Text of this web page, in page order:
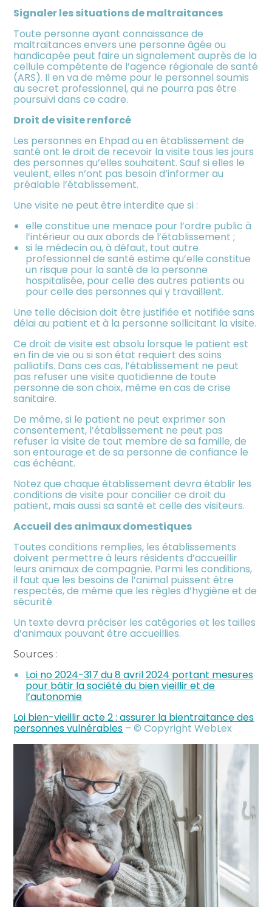
Signaler les situations de maltraitances
Toute personne ayant connaissance de
maltraitances envers une personne âgée ou
handicapée peut faire un signalement auprès de la
cellule compétente de l’agence régionale de santé
(ARS). Il en va de même pour le personnel soumis
au secret professionnel, qui ne pourra pas être
poursuivi dans ce cadre.
Droit de visite renforcé
Les personnes en Ehpad ou en établissement de
santé ont le droit de recevoir la visite tous les jours
des personnes qu’elles souhaitent. Sauf si elles le
veulent, elles n’ont pas besoin d’informer au
préalable l’établissement.
Une visite ne peut être interdite que si :
elle constitue une menace pour l’ordre public à
l’intérieur ou aux abords de l’établissement ;
si le médecin ou, à défaut, tout autre
professionnel de santé estime qu’elle constitue
un risque pour la santé de la personne
hospitalisée, pour celle des autres patients ou
pour celle des personnes qui y travaillent.
Une telle décision doit être justifiée et notifiée sans
délai au patient et à la personne sollicitant la visite.
Ce droit de visite est absolu lorsque le patient est
en fin de vie ou si son état requiert des soins
palliatifs. Dans ces cas, l’établissement ne peut
pas refuser une visite quotidienne de toute
personne de son choix, même en cas de crise
sanitaire.
De même, si le patient ne peut exprimer son
consentement, l’établissement ne peut pas
refuser la visite de tout membre de sa famille, de
son entourage et de sa personne de confiance le
cas échéant.
Notez que chaque établissement devra établir les
conditions de visite pour concilier ce droit du
patient, mais aussi sa santé et celle des visiteurs.
Accueil des animaux domestiques
Toutes conditions remplies, les établissements
doivent permettre à leurs résidents d’accueillir
leurs animaux de compagnie. Parmi les conditions,
il faut que les besoins de l’animal puissent être
respectés, de même que les règles d’hygiène et de
sécurité.
Un texte devra préciser les catégories et les tailles
d’animaux pouvant être accueillies.
Sources :
Loi no 2024-317 du 8 avril 2024 portant mesures
pour bâtir la société du bien vieillir et de
l’autonomie
Loi bien-vieillir acte 2 : assurer la bientraitance des
personnes vulnérables – © Copyright WebLex